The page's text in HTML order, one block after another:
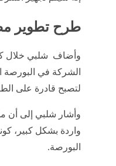
طرح تطوير
الشركة في البورصة
لتصبح قادرة على
وأشار شلبي إلى أن
واردة بشكل كبير،
البورصة.